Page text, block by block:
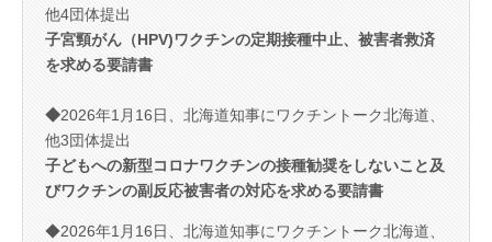
他4団体提出
子宮頸がん（HPV)ワクチンの定期接種中止、被害者救済
を求める要請書
◆2026年1月16日、北海道知事にワクチントーク北海道、
他3団体提出
子どもへの新型コロナワクチンの接種勧奨をしないこと及
びワクチンの副反応被害者の対応を求める要請書
◆2026年1月16日、北海道知事にワクチントーク北海道、